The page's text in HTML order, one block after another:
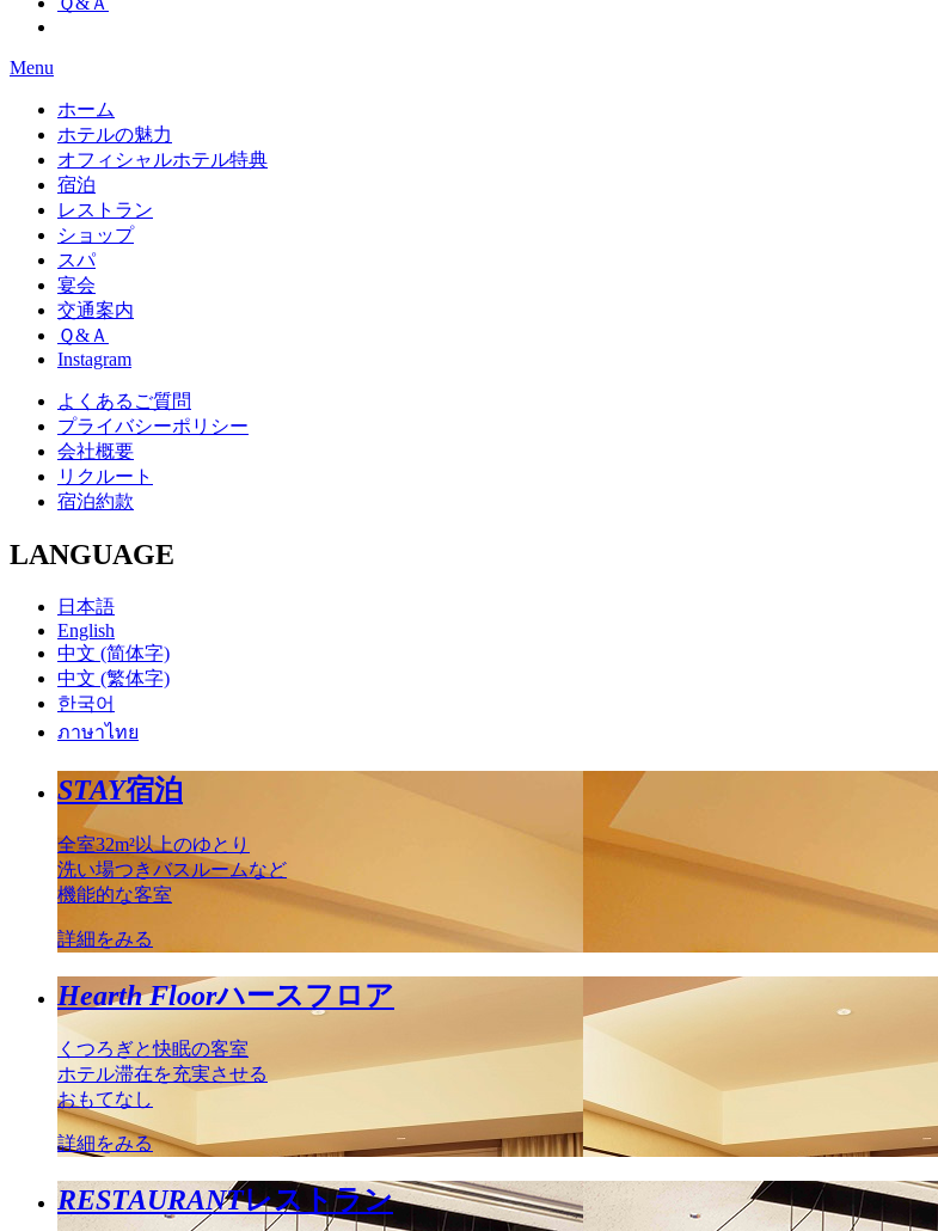
Menu
ホーム
ホテルの魅力
オフィシャルホテル特典
宿泊
レストラン
ショップ
スパ
宴会
交通案内
Ｑ&Ａ
Instagram
よくあるご質問
プライバシーポリシー
会社概要
リクルート
宿泊約款
LANGUAGE
日本語
English
中文 (简体字)
中文 (繁体字)
한국어
ภาษาไทย
STAY宿泊
全室32m²以上のゆとり
洗い場つきバスルームなど
機能的な客室
詳細をみる
Hearth Floorハースフロア
くつろぎと快眠の客室
ホテル滞在を充実させる
おもてなし
詳細をみる
RESTAURANTレストラン